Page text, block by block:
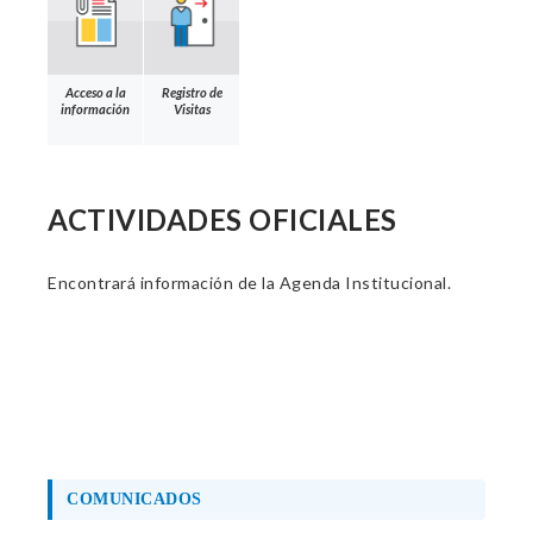
Acceso a la
información
Registro de
Visitas
ACTIVIDADES OFICIALES
Encontrará información de la Agenda Institucional.
COMUNICADOS